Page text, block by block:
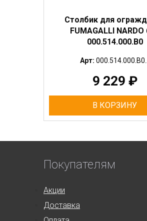
Столбик для
FUMAGALLI NARDO
000.514.000.B0
Арт: 000.514.000.B0...
9 229 ₽
В КОРЗИНУ
Покупателям
Акции
Доставка